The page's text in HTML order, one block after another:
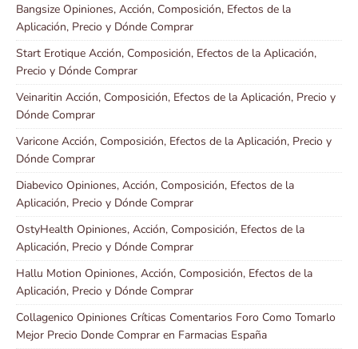
Bangsize Opiniones, Acción, Composición, Efectos de la
Aplicación, Precio y Dónde Comprar
Start Erotique Acción, Composición, Efectos de la Aplicación,
Precio y Dónde Comprar
Veinaritin Acción, Composición, Efectos de la Aplicación, Precio y
Dónde Comprar
Varicone Acción, Composición, Efectos de la Aplicación, Precio y
Dónde Comprar
Diabevico Opiniones, Acción, Composición, Efectos de la
Aplicación, Precio y Dónde Comprar
OstyHealth Opiniones, Acción, Composición, Efectos de la
Aplicación, Precio y Dónde Comprar
Hallu Motion Opiniones, Acción, Composición, Efectos de la
Aplicación, Precio y Dónde Comprar
Collagenico Opiniones Críticas Comentarios Foro Como Tomarlo
Mejor Precio Donde Comprar en Farmacias España